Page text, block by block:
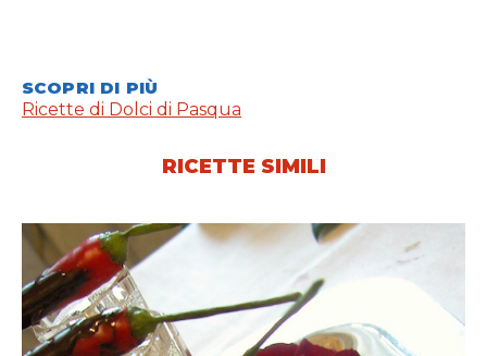
SCOPRI DI PIÙ
Ricette di Dolci di Pasqua
RICETTE SIMILI